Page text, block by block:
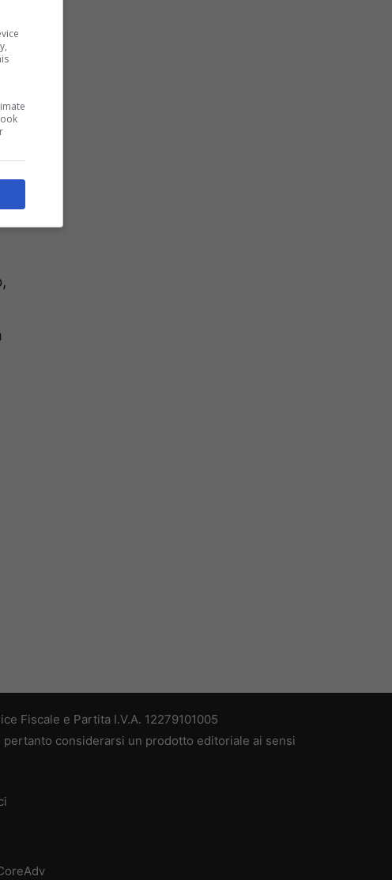
Fiscale e Partita I.V.A. 12279101005
considerarsi un prodotto editoriale ai sensi